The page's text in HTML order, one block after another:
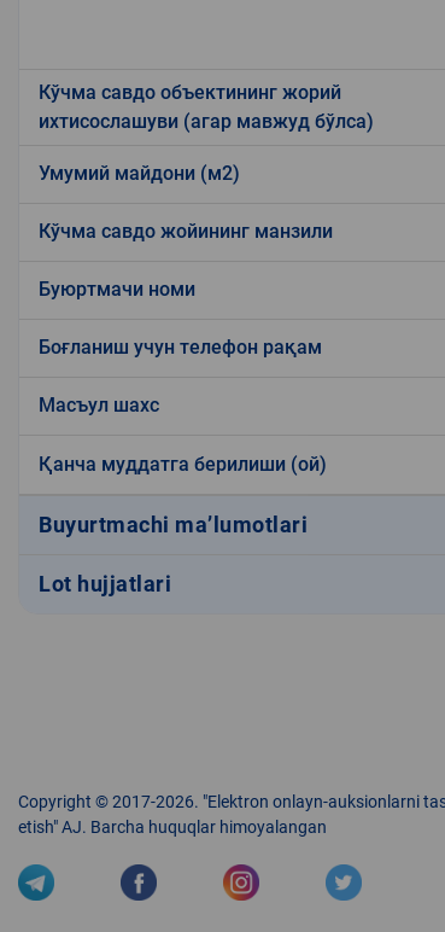
Кўчма савдо объектининг жорий
ихтисослашуви (агар мавжуд бўлса)
Умумий майдони (м2)
Кўчма савдо жойининг манзили
Буюртмачи номи
Боғланиш учун телефон рақам
Масъул шахс
Қанча муддатга берилиши (ой)
Buyurtmachi ma’lumotlari
Lot hujjatlari
Copyright © 2017-2026. "Elektron onlayn-auksionlarni
etish" AJ. Barcha huquqlar himoyalangan